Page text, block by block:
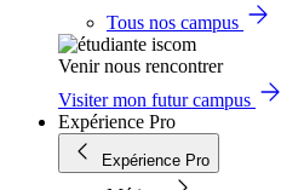
Tous nos campus
Venir nous rencontrer
Visiter mon futur campus
Expérience Pro
Expérience Pro